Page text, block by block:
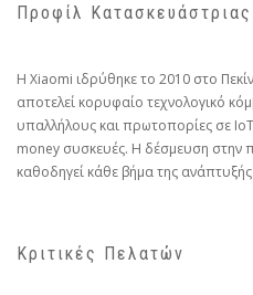
Προφίλ Κατασκευάστριας
Η Xiaomi ιδρύθηκε το 2010 στο
αποτελεί κορυφαίο τεχνολογικό
υπαλλήλους και πρωτοπορίες σε
money συσκευές. Η δέσμευση στην
καθοδηγεί κάθε βήμα της ανάπτυξής
Κριτικές Πελατών